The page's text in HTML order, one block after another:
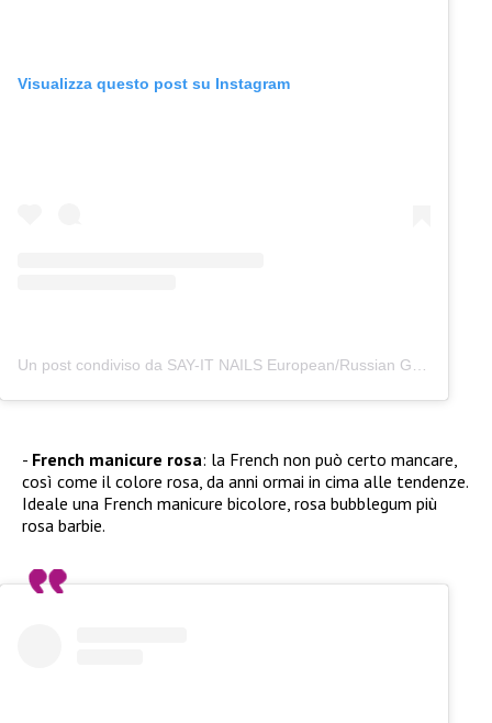
Visualizza questo post su Instagram
French manicure rosa: la French non può certo mancare,
così come il colore rosa, da anni ormai in cima alle tendenze.
Ideale una French manicure bicolore, rosa bubblegum più
rosa barbie.